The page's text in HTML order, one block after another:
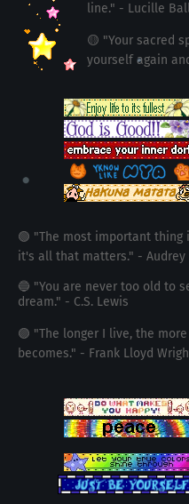
line." - Lucille
🟡 "Your sacred
yourself again
🟢 "The most important thing
it's all that matters." - Audrey
🔵 "You are never too old to
dream." - C.S. Lewis
🟣 "The longer I live, the
becomes." - Frank Lloyd